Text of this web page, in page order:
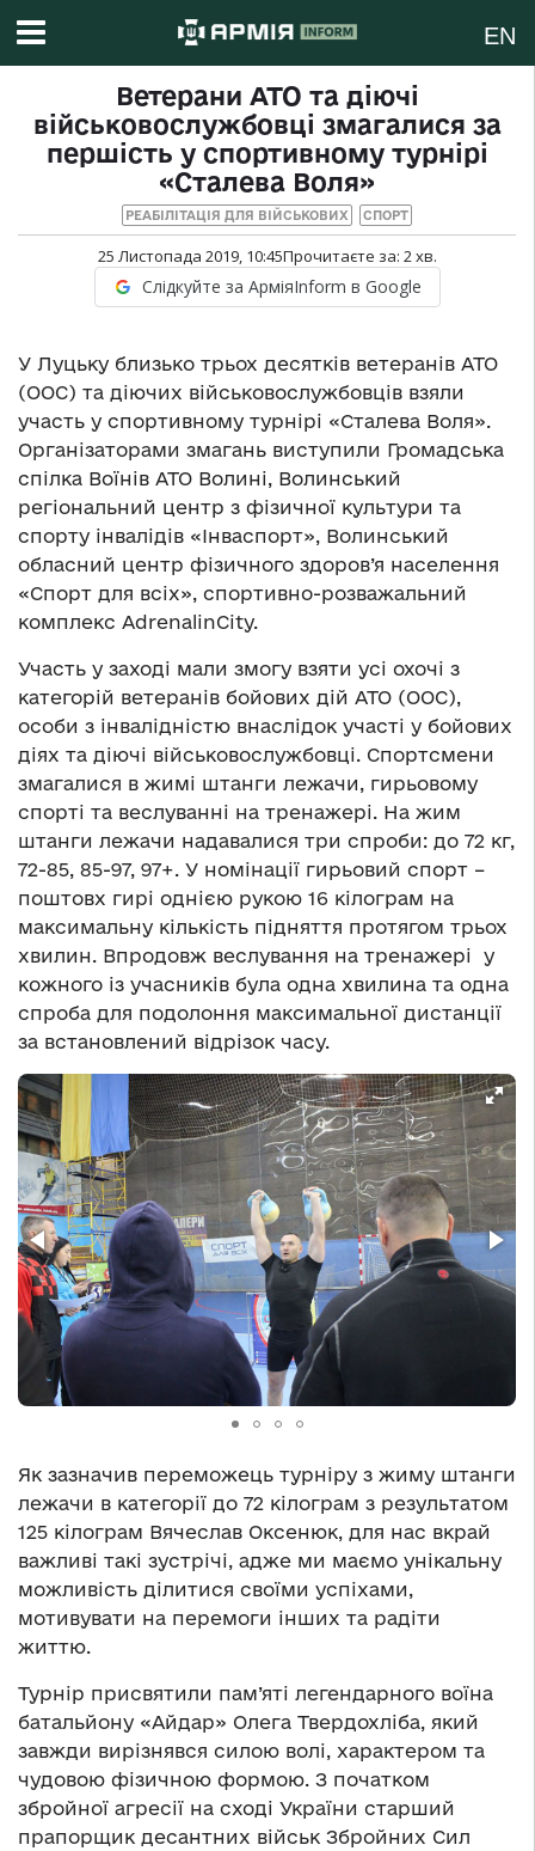
EN
Ветерани АТО та діючі
військовослужбовці змагалися за
першість у спортивному турнірі
«Сталева Воля»
РЕАБІЛІТАЦІЯ ДЛЯ ВІЙСЬКОВИХ СПОРТ
25 Листопада 2019, 10:45Прочитаєте за: 2хв.
Слідкуйте за АрміяInform в Google
У Луцьку близько трьох десятків ветеранів АТО
(ООС) та діючих військовослужбовців взяли
участь у спортивному турнірі «Сталева Воля».
Організаторами змагань виступили Громадська
спілка Воїнів АТО Волині, Волинський
регіональний центр з фізичної культури та
спорту інвалідів «Інваспорт», Волинський
обласний центр фізичного здоров’я населення
«Спорт для всіх», спортивно-розважальний
комплекс AdrenalinCity.
Участь у заході мали змогу взяти усі охочі з
категорій ветеранів бойових дій АТО (ООС),
особи з інвалідністю внаслідок участі у бойових
діях та діючі військовослужбовці. Спортсмени
змагалися в жимі штанги лежачи, гирьовому
спорті та веслуванні на тренажері. На жим
штанги лежачи надавалися три спроби: до 72 кг,
72-85, 85-97, 97+. У номінації гирьовий спорт –
поштовх гирі однією рукою 16 кілограм на
максимальну кількість підняття протягом трьох
хвилин. Впродовж веслування на тренажері у
кожного із учасників була одна хвилина та одна
спроба для подолоння максимальної дистанції
за встановлений відрізок часу.
Як зазначив переможець турніру з жиму штанги
лежачи в категорії до 72 кілограм з результатом
125 кілограм Вячеслав Оксенюк, для нас вкрай
важливі такі зустрічі, адже ми маємо унікальну
можливість ділитися своїми успіхами,
мотивувати на перемоги інших та радіти
життю.
Турнір присвятили пам’яті легендарного воїна
батальйону «Айдар» Олега Твердохліба, який
завжди вирізнявся силою волі, характером та
чудовою фізичною формою. З початком
збройної агресії на сході України старший
прапорщик десантних військ Збройних Сил